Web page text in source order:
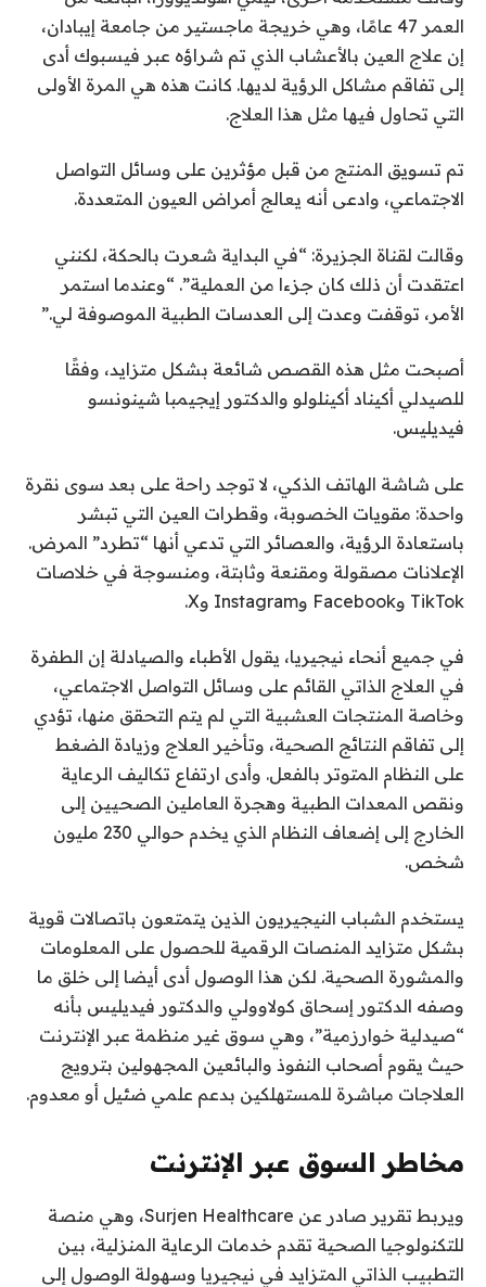
العمر 47 عامًا، وهي خريجة ماجستير من جامعة إيبادان،
إن علاج العين بالأعشاب الذي تم شراؤه عبر فيسبوك أدى
إلى تفاقم مشاكل الرؤية لديها. كانت هذه هي المرة الأولى
التي تحاول فيها مثل هذا العلاج.
تم تسويق المنتج من قبل مؤثرين على وسائل التواصل
الاجتماعي، وادعى أنه يعالج أمراض العيون المتعددة.
وقالت لقناة الجزيرة: “في البداية شعرت بالحكة، لكنني
اعتقدت أن ذلك كان جزءا من العملية”. “وعندما استمر
الأمر، توقفت وعدت إلى العدسات الطبية الموصوفة لي.”
أصبحت مثل هذه القصص شائعة بشكل متزايد، وفقًا
للصيدلي أكيناد أكينلولو والدكتور إيجيمبا شينونسو
فيديليس.
على شاشة الهاتف الذكي، لا توجد راحة على بعد سوى نقرة
واحدة: مقويات الخصوبة، وقطرات العين التي تبشر
باستعادة الرؤية، والعصائر التي تدعي أنها “تطرد” المرض.
الإعلانات مصقولة ومقنعة وثابتة، ومنسوجة في خلاصات
TikTok وFacebook وInstagram وX.
في جميع أنحاء نيجيريا، يقول الأطباء والصيادلة إن الطفرة
في العلاج الذاتي القائم على وسائل التواصل الاجتماعي،
وخاصة المنتجات العشبية التي لم يتم التحقق منها، تؤدي
إلى تفاقم النتائج الصحية، وتأخير العلاج وزيادة الضغط
على النظام المتوتر بالفعل. وأدى ارتفاع تكاليف الرعاية
ونقص المعدات الطبية وهجرة العاملين الصحيين إلى
الخارج إلى إضعاف النظام الذي يخدم حوالي 230 مليون
شخص.
يستخدم الشباب النيجيريون الذين يتمتعون باتصالات قوية
بشكل متزايد المنصات الرقمية للحصول على المعلومات
والمشورة الصحية. لكن هذا الوصول أدى أيضا إلى خلق ما
وصفه الدكتور إسحاق كولاوولي والدكتور فيديليس بأنه
“صيدلية خوارزمية”، وهي سوق غير منظمة عبر الإنترنت
حيث يقوم أصحاب النفوذ والبائعين المجهولين بترويج
العلاجات مباشرة للمستهلكين بدعم علمي ضئيل أو معدوم.
مخاطر السوق عبر الإنترنت
ويربط تقرير صادر عن Surjen Healthcare، وهي منصة
للتكنولوجيا الصحية تقدم خدمات الرعاية المنزلية، بين
التطبيب الذاتي المتزايد في نيجيريا وسهولة الوصول إلى